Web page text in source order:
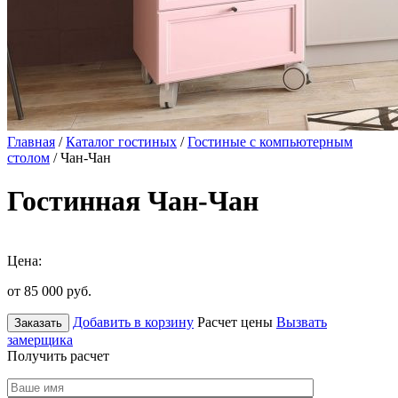
Главная /Каталог гостиных /Гостиные с компьютерным
столом / Чан-Чан
Гостинная Чан-Чан
Цена:
от 85 000 руб.
Заказать Добавить в корзину Расчет цены Вызвать
замерщика
Получить расчет